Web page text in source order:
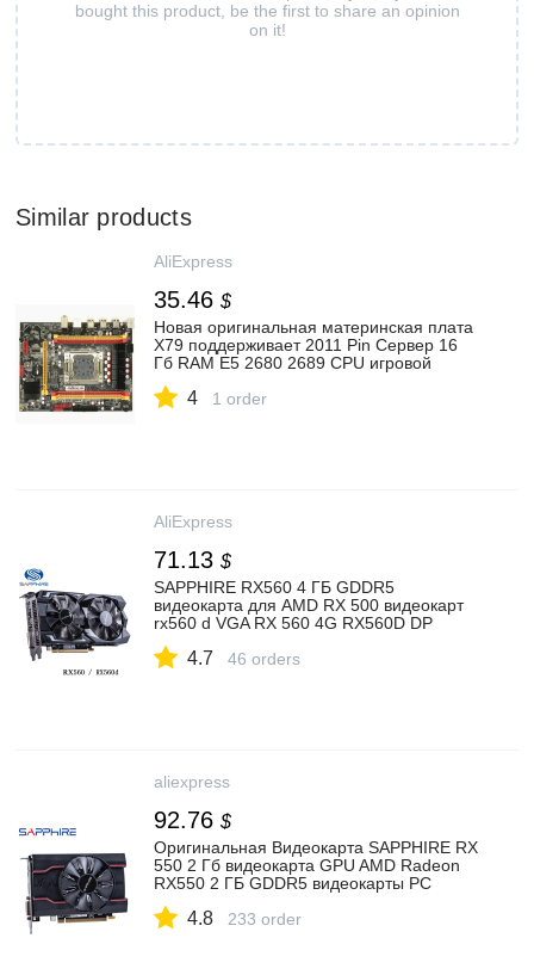
bought this product, be the first to share an opinion
on it!
Similar products
AliExpress
35.46 $
Новая оригинальная материнская плата
X79 поддерживает 2011 Pin Сервер 16
Гб RAM E5 2680 2689 CPU игровой
4 1 order
AliExpress
71.13 $
SAPPHIRE RX560 4 ГБ GDDR5
видеокарта для AMD RX 500 видеокарт
rx560 d VGA RX 560 4G RX560D DP
Графические карты| | АлиЭкспресс
4.7 46 orders
aliexpress
92.76 $
Оригинальная Видеокарта SAPPHIRE RX
550 2 Гб видеокарта GPU AMD Radeon
RX550 2 ГБ GDDR5 видеокарты PC
PCI E X16|Графические карты| |
4.8 233 order